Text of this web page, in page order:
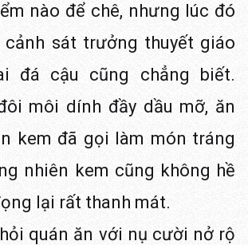
nào để chê, nhưng lúc đó
cảnh sát trưởng thuyết giáo
đá cậu cũng chẳng biết.
môi dính đầy dầu mỡ, ăn
kem đã gọi làm món tráng
nhiên kem cũng không hề
lại rất thanh mát.
quán ăn với nụ cười nở rộ